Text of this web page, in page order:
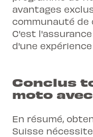
avantages
communauté
C'est
d'une
Conclus
moto
En résumé,
Suisse